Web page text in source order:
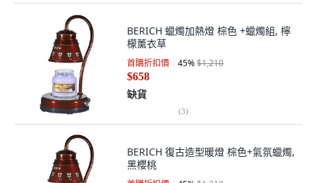
BERICH 蠟燭加熱燈 棕色 +蠟燭組, 檸
檬薰衣草
首購折扣價 45%$1,210
$658
缺貨
(3)
BERICH 復古造型暖燈 棕色+氣氛蠟燭,
黑櫻桃